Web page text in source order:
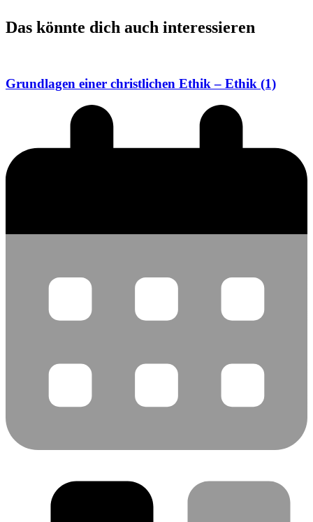
Das könnte dich auch interessieren
Grundlagen einer christlichen Ethik – Ethik (1)